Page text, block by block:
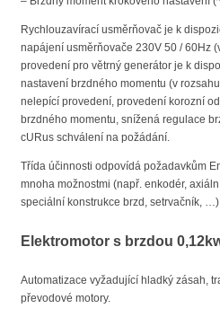
Rychlouzavírací usměrňovač je k
napájení usměrňovače 230V 50 / 60Hz
provedení pro větrný generátor je k
nastavení brzdného momentu (v
nelepící provedení, provedení korozní
brzdného momentu, snížená regulace
cURus schválení na požádání.
Třída účinnosti odpovídá požadavkům
mnoha možnostmi (např. enkodér,
speciální konstrukce brzd, setrvačník,
Elektromotor s brzdou
Automatizace vyžadující hladký zásah,
převodové motory.